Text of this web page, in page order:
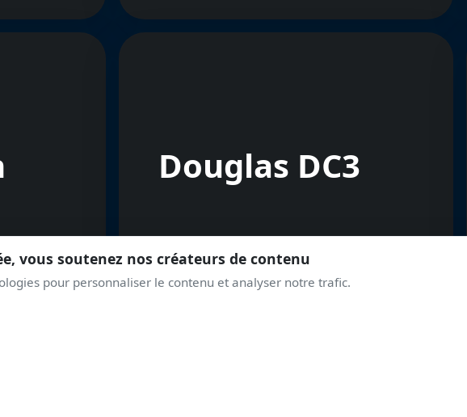
vous soutenez nos créateurs de contenu
pour personnaliser le contenu et analyser notre trafic.
Douglas DC3